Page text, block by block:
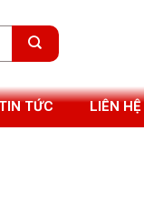
TỨC LIÊN HỆ